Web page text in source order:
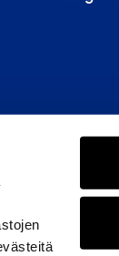
ikkunaan